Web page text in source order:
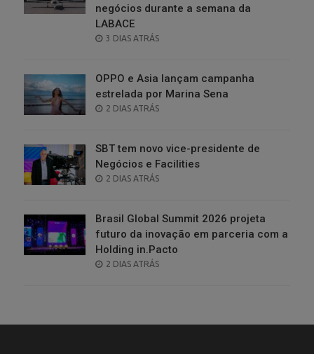
negócios durante a semana da
LABACE
POSTED
3 DIAS ATRÁS
OPPO e Asia lançam campanha
estrelada por Marina Sena
POSTED
2 DIAS ATRÁS
SBT tem novo vice-presidente de
Negócios e Facilities
POSTED
2 DIAS ATRÁS
Brasil Global Summit 2026 projeta
futuro da inovação em parceria com a
Holding in.Pacto
POSTED
2 DIAS ATRÁS